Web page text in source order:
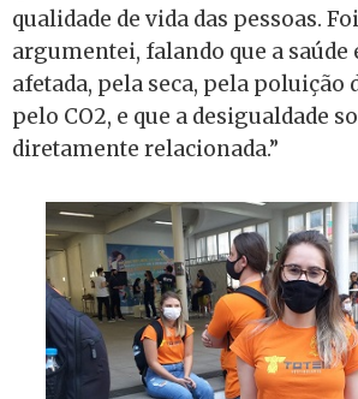
qualidade de vida das pessoas.
argumentei, falando que a saúde
afetada, pela seca, pela poluição
pelo CO2, e que a desigualdade
diretamente relacionada.”